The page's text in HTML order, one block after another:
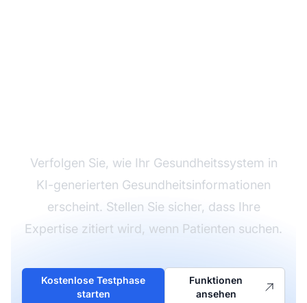
Verfolgen Sie, wie Ihr Gesundheitssystem in
KI-generierten Gesundheitsinformationen
erscheint. Stellen Sie sicher, dass Ihre
Expertise zitiert wird, wenn Patienten suchen.
Kostenlose Testphase
starten
Funktionen
ansehen